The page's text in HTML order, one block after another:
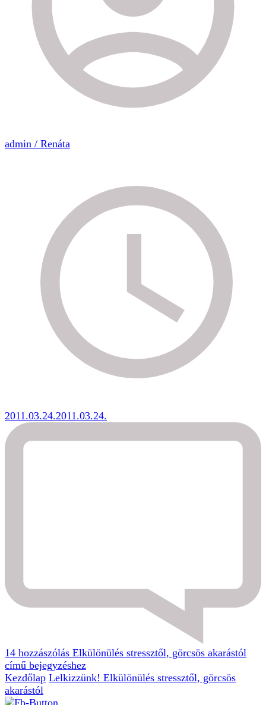
admin / Renáta
2011.03.24.2011.03.24.
14 hozzászólás Elkülönülés stressztől, görcsös akarástól
című bejegyzéshez
Kezdőlap Lelkizzünk! Elkülönülés stressztől, görcsös
akarástól